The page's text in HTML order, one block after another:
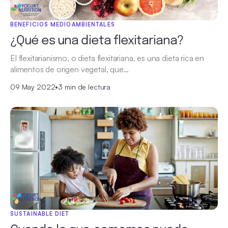
BENEFICIOS MEDIOAMBIENTALES
¿Qué es una dieta flexitariana?
El flexitarianismo, o dieta flexitariana, es una dieta rica en
alimentos de origen vegetal, que…
09 May 2022•3 min de lectura
SUSTAINABLE DIET